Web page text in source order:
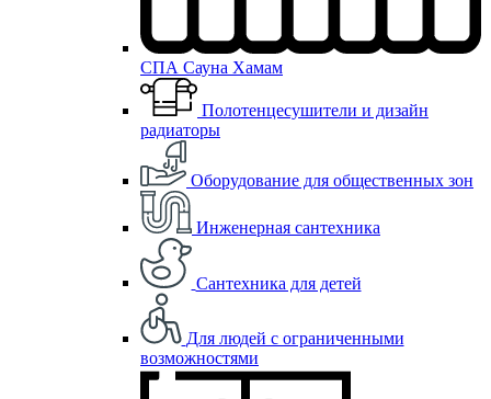
СПА Сауна Хамам
Полотенцесушители и дизайн
радиаторы
Оборудование для общественных зон
Инженерная сантехника
Сантехника для детей
Для людей с ограниченными
возможностями